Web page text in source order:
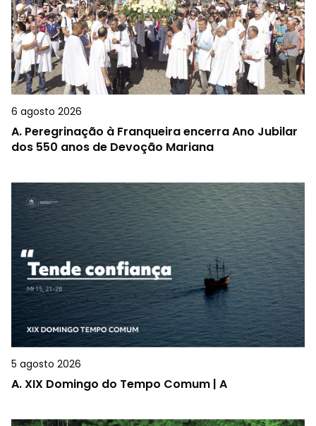
6 agosto 2026
A. Peregrinação à Franqueira encerra Ano Jubilar
dos 550 anos de Devoção Mariana
5 agosto 2026
A.XIX Domingo do Tempo Comum | A